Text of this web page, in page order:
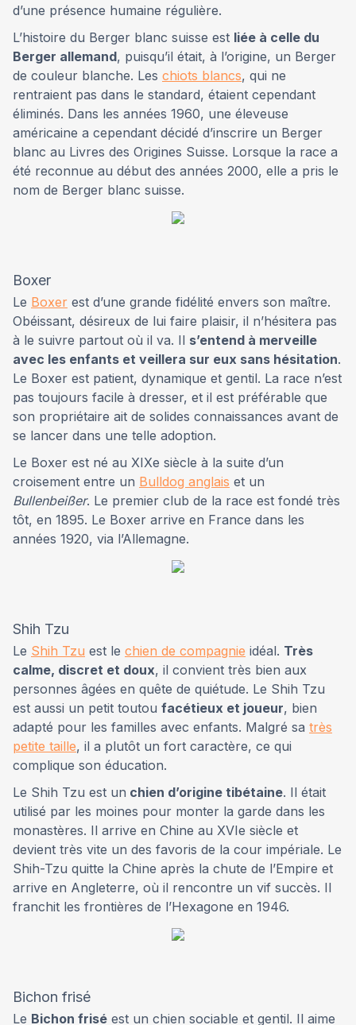
d’une présence humaine régulière.
L’histoire du Berger blanc suisse est liée à celle du
Berger allemand, puisqu’il était, à l’origine, un Berger
de couleur blanche. Les chiots blancs, qui ne
rentraient pas dans le standard, étaient cependant
éliminés. Dans les années 1960, une éleveuse
américaine a cependant décidé d’inscrire un Berger
blanc au Livres des Origines Suisse. Lorsque la race a
été reconnue au début des années 2000, elle a pris le
nom de Berger blanc suisse.
Boxer
Le Boxer est d’une grande fidélité envers son maître.
Obéissant, désireux de lui faire plaisir, il n’hésitera pas
à le suivre partout où il va. Il s’entend à merveille
avec les enfants et veillera sur eux sans hésitation.
Le Boxer est patient, dynamique et gentil. La race n’est
pas toujours facile à dresser, et il est préférable que
son propriétaire ait de solides connaissances avant de
se lancer dans une telle adoption.
Le Boxer est né au XIXe siècle à la suite d’un
croisement entre un Bulldog anglais et un
Bullenbeißer. Le premier club de la race est fondé très
tôt, en 1895. Le Boxer arrive en France dans les
années 1920, via l’Allemagne.
Shih Tzu
Le Shih Tzu est le chien de compagnie idéal. Très
calme, discret et doux, il convient très bien aux
personnes âgées en quête de quiétude. Le Shih Tzu
est aussi un petit toutou facétieux et joueur, bien
adapté pour les familles avec enfants. Malgré sa très
petite taille, il a plutôt un fort caractère, ce qui
complique son éducation.
Le Shih Tzu est un chien d’origine tibétaine. Il était
utilisé par les moines pour monter la garde dans les
monastères. Il arrive en Chine au XVIe siècle et
devient très vite un des favoris de la cour impériale. Le
Shih-Tzu quitte la Chine après la chute de l’Empire et
arrive en Angleterre, où il rencontre un vif succès. Il
franchit les frontières de l’Hexagone en 1946.
Bichon frisé
Le Bichon frisé est un chien sociable et gentil. Il aime